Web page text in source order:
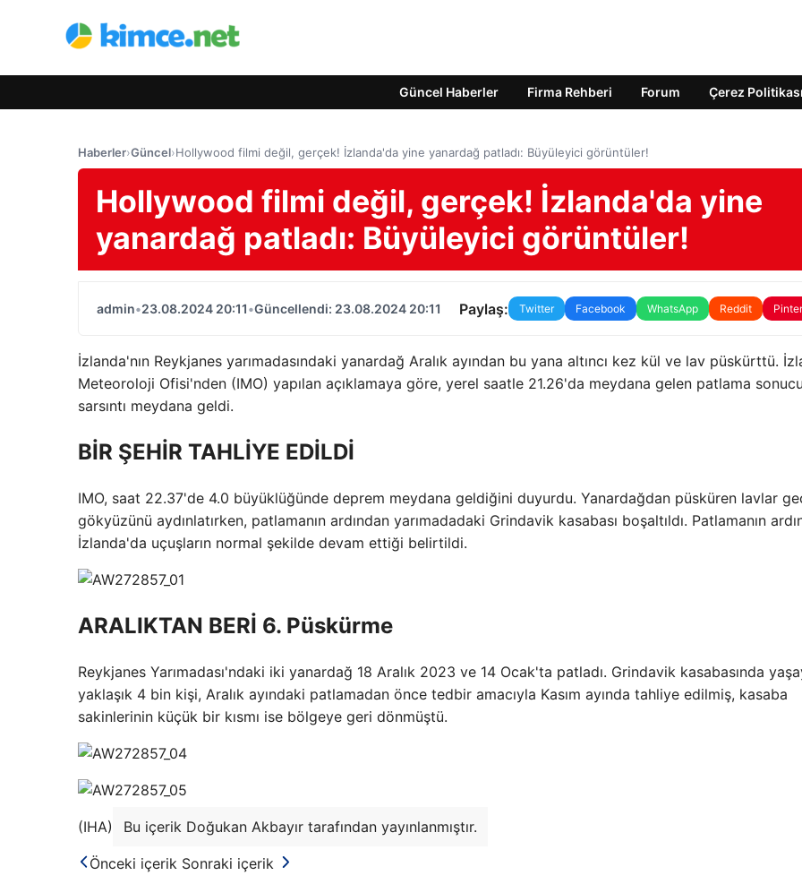
Güncel Haberler Firma Rehberi Forum Çerez Politikası
Haberler›Güncel›Hollywood filmi değil, gerçek! İzlanda'da yine yanardağ patladı: Büyüleyici görüntüler!
Hollywood filmi değil, gerçek! İzlanda'da yine
yanardağ patladı: Büyüleyici görüntüler!
admin•23.08.2024 20:11•Güncellendi: 23.08.2024 20:11 Paylaş: Twitter Facebook WhatsApp Reddit
İzlanda'nın Reykjanes yarımadasındaki yanardağ Aralık ayından bu yana altıncı kez kül ve lav püskürttü.
Meteoroloji Ofisi'nden (IMO) yapılan açıklamaya göre, yerel saatle 21.26'da meydana gelen patlama
sarsıntı meydana geldi.
BİR ŞEHİR TAHLİYE EDİLDİ
IMO, saat 22.37'de 4.0 büyüklüğünde deprem meydana geldiğini duyurdu. Yanardağdan püsküren lavlar
gökyüzünü aydınlatırken, patlamanın ardından yarımadadaki Grindavik kasabası boşaltıldı. Patlamanın
İzlanda'da uçuşların normal şekilde devam ettiği belirtildi.
ARALIKTAN BERİ 6. Püskürme
Reykjanes Yarımadası'ndaki iki yanardağ 18 Aralık 2023 ve 14 Ocak'ta patladı. Grindavik kasabasında
yaklaşık 4 bin kişi, Aralık ayındaki patlamadan önce tedbir amacıyla Kasım ayında tahliye edilmiş, kasaba
sakinlerinin küçük bir kısmı ise bölgeye geri dönmüştü.
(IHA) Bu içerik Doğukan Akbayır tarafından yayınlanmıştır.
Önceki içerik Sonraki içerik